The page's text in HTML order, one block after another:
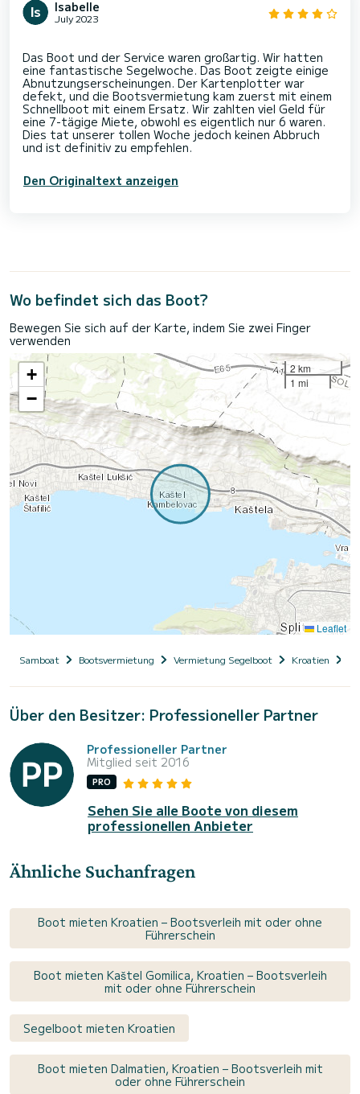
Isabelle
July 2023
Das Boot und der Service waren großartig. Wir hatten
eine fantastische Segelwoche. Das Boot zeigte einige
Abnutzungserscheinungen. Der Kartenplotter war
defekt, und die Bootsvermietung kam zuerst mit einem
Schnellboot mit einem Ersatz. Wir zahlten viel Geld für
eine 7-tägige Miete, obwohl es eigentlich nur 6 waren.
Dies tat unserer tollen Woche jedoch keinen Abbruch
Den Originaltext anzeigen
Wo befindet sich das Boot?
Bewegen Sie sich auf der Karte, indem Sie zwei Finger
verwenden
+
−
2 km
1 mi
Leaflet
Samboat Bootsvermietung Vermietung Segelboot Kroatien
Über den Besitzer: Professioneller Partner
Professioneller Partner
Mitglied seit 2016
PRO
Sehen Sie alle Boote von diesem
professionellen Anbieter
Ähnliche Suchanfragen
Boot mieten Kroatien – Bootsverleih mit oder ohne
Führerschein
Boot mieten Kaštel Gomilica, Kroatien – Bootsverleih
mit oder ohne Führerschein
Segelboot mieten Kroatien
Boot mieten Dalmatien, Kroatien – Bootsverleih mit
oder ohne Führerschein